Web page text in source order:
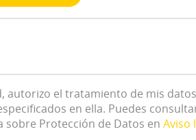
autorizo el tratamiento de mis datos
en ella. Puedes
Protección de Datos en Aviso